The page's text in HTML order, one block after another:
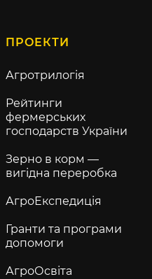
ПРОЕКТИ
Агротрилогія
Рейтинги
фермерських
господарств України
Зерно в корм —
вигідна переробка
АгроЕкспедиція
Гранти та програми
допомоги
АгроОсвіта